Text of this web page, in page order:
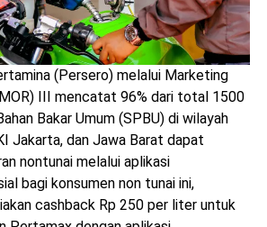
(Persero) melalui Marketing
III mencatat 96% dari total 1500
Bakar Umum (SPBU) di wilayah
Jakarta, dan Jawa Barat dapat
nontunai melalui aplikasi
bagi konsumen non tunai ini,
cashback Rp 250 per liter untuk